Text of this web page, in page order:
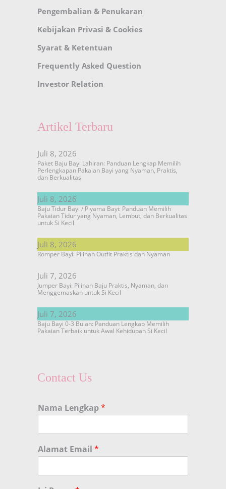
Pengembalian & Penukaran
Kebijakan Privasi & Cookies
Syarat & Ketentuan
Frequently Asked Question
Investor Relation
Artikel Terbaru
Juli 8, 2026
Paket Baju Bayi Lahiran: Panduan Lengkap Memilih
Perlengkapan Pakaian Bayi yang Nyaman, Praktis,
dan Berkualitas
Juli 8, 2026
Baju Tidur Bayi / Piyama Bayi: Panduan Memilih
Pakaian Tidur yang Nyaman, Lembut, dan Berkualitas
untuk Si Kecil
Juli 8, 2026
Romper Bayi: Pilihan Outfit Praktis dan Nyaman
Juli 7, 2026
Jumper Bayi: Pilihan Baju Praktis, Nyaman, dan
Menggemaskan untuk Si Kecil
Juli 7, 2026
Baju Bayi 0-3 Bulan: Panduan Lengkap Memilih
Pakaian Terbaik untuk Awal Kehidupan Si Kecil
Contact Us
Nama Lengkap*
Alamat Email *